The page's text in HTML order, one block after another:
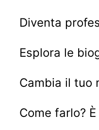
Diventa
Esplora le
Cambia il tuo
Come farlo?